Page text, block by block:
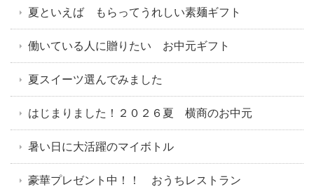
夏といえば もらってうれしい素麺ギフト
働いている人に贈りたい お中元ギフト
夏スイーツ選んでみました
はじまりました！２０２６夏 横商のお中元
暑い日に大活躍のマイボトル
豪華プレゼント中！！ おうちレストラン